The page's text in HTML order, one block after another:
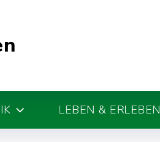
LEBEN & ERLEBEN